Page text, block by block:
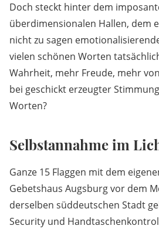
Doch steckt hinter dem
überdimensionalen Hallen, dem
nicht zu sagen
vielen schönen Worten
Wahrheit, mehr Freude, mehr
bei geschickt erzeugter
Worten?
Selbstannahme im
Ganze 15 Flaggen mit dem
Gebetshaus Augsburg vor dem
derselben süddeutschen Stadt
Security und